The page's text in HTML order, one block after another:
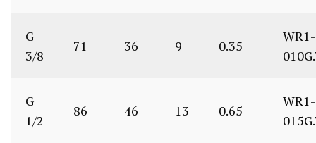
G
3/8
71 36 9 0.35
WR1-
G
1/2
86 46 13 0.65
WR1-